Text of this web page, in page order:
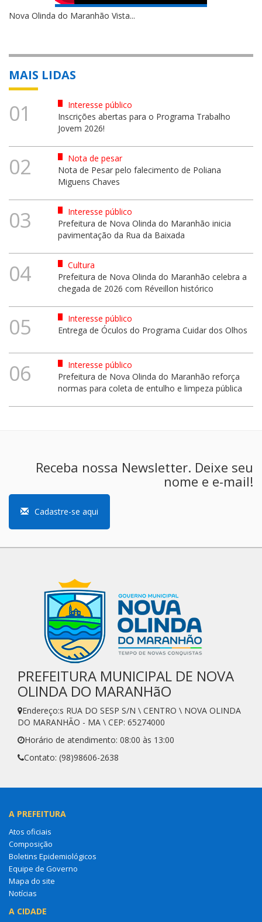
Nova Olinda do Maranhão Vista...
MAIS LIDAS
01
Interesse público
Inscrições abertas para o Programa Trabalho
Jovem 2026!
02
Nota de pesar
Nota de Pesar pelo falecimento de Poliana
Miguens Chaves
03
Interesse público
Prefeitura de Nova Olinda do Maranhão inicia
pavimentação da Rua da Baixada
04
Cultura
Prefeitura de Nova Olinda do Maranhão celebra a
chegada de 2026 com Réveillon histórico
05
Interesse público
Entrega de Óculos do Programa Cuidar dos Olhos
06
Interesse público
Prefeitura de Nova Olinda do Maranhão reforça
normas para coleta de entulho e limpeza pública
Receba nossa Newsletter. Deixe seu
nome e e-mail!
Cadastre-se aqui
PREFEITURA MUNICIPAL DE NOVA
OLINDA DO MARANHãO
Endereço:s RUA DO SESP S/N \ CENTRO \ NOVA OLINDA
DO MARANHÃO - MA \ CEP: 65274000
Horário de atendimento: 08:00 às 13:00
Contato: (98)98606-2638
A PREFEITURA
Atos oficiais
Composição
Boletins Epidemiológicos
Equipe de Governo
Mapa do site
Notícias
A CIDADE